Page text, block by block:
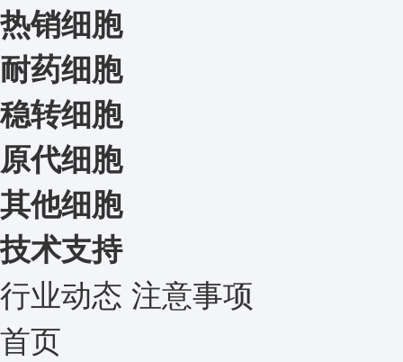
热销细胞
耐药细胞
稳转细胞
原代细胞
其他细胞
技术支持
行业动态 注意事项
首页